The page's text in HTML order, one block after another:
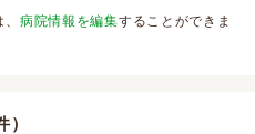
病院情報を編集することができま